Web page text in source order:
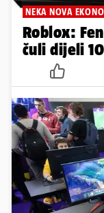
NEKA NOVA
Roblox:
čuli dijeli